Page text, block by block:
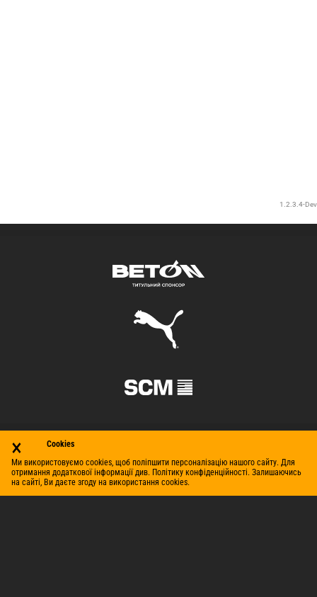
×
Cookies
Ми використовуємо cookies, щоб поліпшити персоналізацію нашого сайту. Для
отримання додаткової інформації див. Політику конфіденційності. Залишаючись
на сайті, Ви даєте згоду на використання cookies.